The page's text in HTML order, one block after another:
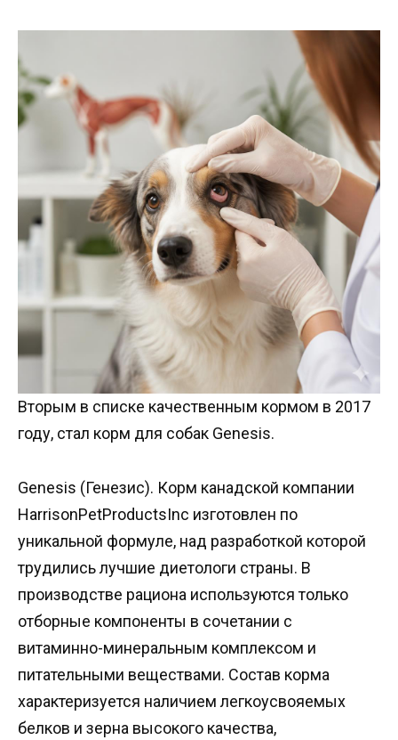
Вторым в списке качественным кормом в 2017
году, стал корм для собак Genesis.
Genesis (Генезис). Корм канадской компании
HarrisonPetProductsInc изготовлен по
уникальной формуле, над разработкой которой
трудились лучшие диетологи страны. В
производстве рациона используются только
отборные компоненты в сочетании с
витаминно-минеральным комплексом и
питательными веществами. Состав корма
характеризуется наличием легкоусвояемых
белков и зерна высокого качества,